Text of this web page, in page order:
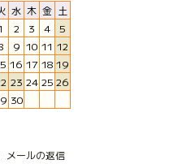
水 木 金 土
2 3 4
5
9 10 11 12
16 17 18 19
23 24 25 26
30
メールの返信